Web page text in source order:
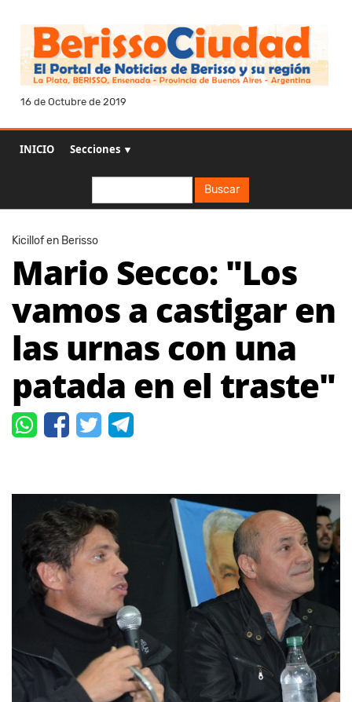
16 de Octubre de 2019
INICIO Secciones ▼
Buscar
Kicillof en Berisso
Mario Secco: "Los
vamos a castigar en
las urnas con una
patada en el traste"